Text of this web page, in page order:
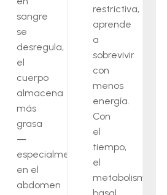
sangre
se
desregula,
el
cuerpo
almacena
más
grasa
—
especialmente
en el
abdomen
restrictiva,
aprende
a
sobrevivir
con
menos
energía.
Con
el
tiempo,
el
metabolismo